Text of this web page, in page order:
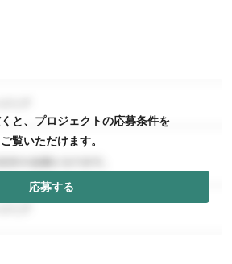
と、プロジェクトの応募条件を
ご覧いただけます。
応募する